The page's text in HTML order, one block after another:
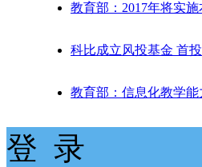
教育部：2017年将实
科比成立风投基金 首
教育部：信息化教学
登 录